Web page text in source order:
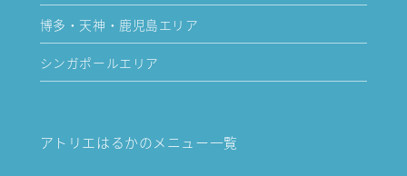
博多・天神・鹿児島エリア
シンガポールエリア
アトリエはるかのメニュー一覧